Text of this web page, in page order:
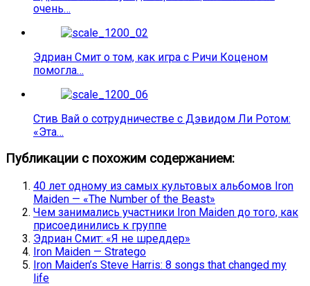
очень…
Эдриан Смит о том, как игра с Ричи Коценом
помогла…
Стив Вай о сотрудничестве с Дэвидом Ли Ротом:
«Эта…
Публикации с похожим содержанием:
40 лет одному из самых культовых альбомов Iron
Maiden — «The Number of the Beast»
Чем занимались участники Iron Maiden до того, как
присоединились к группе
Эдриан Смит: «Я не шреддер»
Iron Maiden — Stratego
Iron Maiden’s Steve Harris: 8 songs that changed my
life